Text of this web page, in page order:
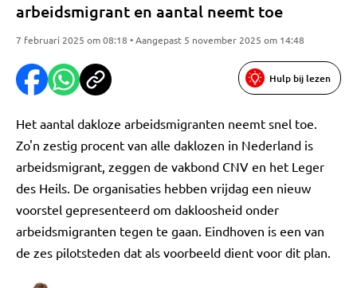
arbeidsmigrant en aantal neemt toe
7 februari 2025 om 08:18 • Aangepast 5 november 2025 om 14:48
Hulp bij lezen
Het aantal dakloze arbeidsmigranten neemt snel toe.
Zo'n zestig procent van alle daklozen in Nederland is
arbeidsmigrant, zeggen de vakbond CNV en het Leger
des Heils. De organisaties hebben vrijdag een nieuw
voorstel gepresenteerd om dakloosheid onder
arbeidsmigranten tegen te gaan. Eindhoven is een van
de zes pilotsteden dat als voorbeeld dient voor dit plan.